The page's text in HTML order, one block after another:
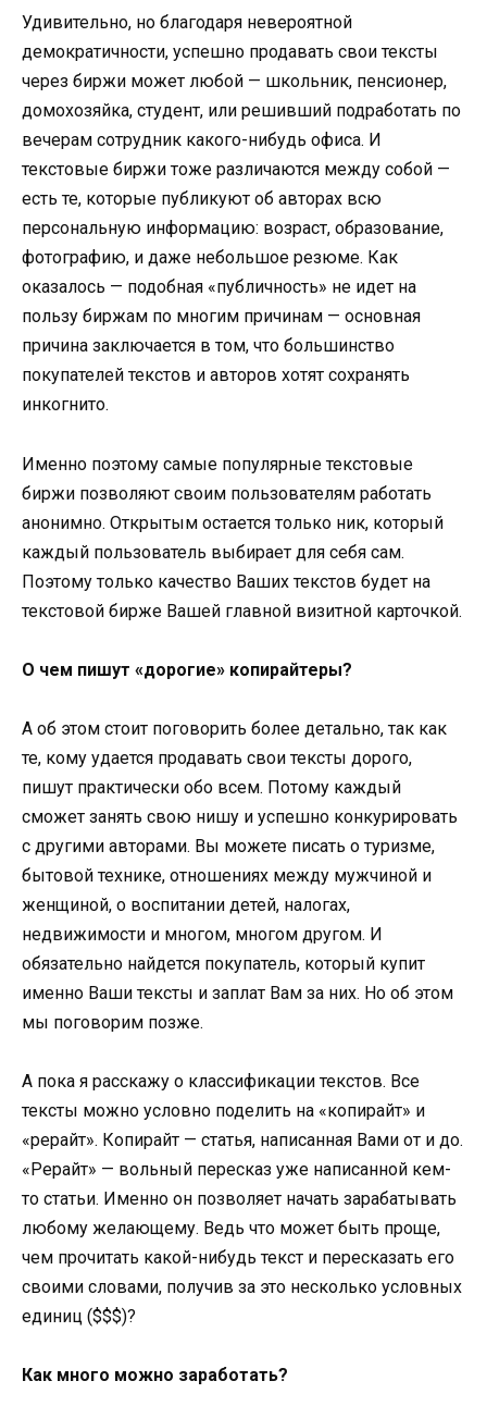
Удивительно, но благодаря невероятной
демократичности, успешно продавать свои тексты
через биржи может любой — школьник, пенсионер,
домохозяйка, студент, или решивший подработать по
вечерам сотрудник какого-нибудь офиса. И
текстовые биржи тоже различаются между собой —
есть те, которые публикуют об авторах всю
персональную информацию: возраст, образование,
фотографию, и даже небольшое резюме. Как
оказалось — подобная «публичность» не идет на
пользу биржам по многим причинам — основная
причина заключается в том, что большинство
покупателей текстов и авторов хотят сохранять
инкогнито.
Именно поэтому самые популярные текстовые
биржи позволяют своим пользователям работать
анонимно. Открытым остается только ник, который
каждый пользователь выбирает для себя сам.
Поэтому только качество Ваших текстов будет на
текстовой бирже Вашей главной визитной карточкой.
О чем пишут «дорогие» копирайтеры?
А об этом стоит поговорить более детально, так как
те, кому удается продавать свои тексты дорого,
пишут практически обо всем. Потому каждый
сможет занять свою нишу и успешно конкурировать
с другими авторами. Вы можете писать о туризме,
бытовой технике, отношениях между мужчиной и
женщиной, о воспитании детей, налогах,
недвижимости и многом, многом другом. И
обязательно найдется покупатель, который купит
именно Ваши тексты и заплат Вам за них. Но об этом
мы поговорим позже.
А пока я расскажу о классификации текстов. Все
тексты можно условно поделить на «копирайт» и
«рерайт». Копирайт — статья, написанная Вами от и до.
«Рерайт» — вольный пересказ уже написанной кем-
то статьи. Именно он позволяет начать зарабатывать
любому желающему. Ведь что может быть проще,
чем прочитать какой-нибудь текст и пересказать его
своими словами, получив за это несколько условных
единиц ($$$)?
Как много можно заработать?